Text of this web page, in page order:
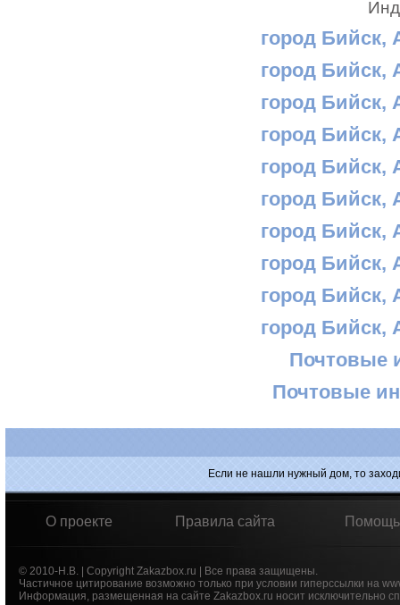
город Бийск,
город Бийск,
город Бийск,
город Бийск,
город Бийск,
город Бийск,
город Бийск,
город Бийск,
город Бийск,
город Бийск,
Почтовые
Почтовые
Если не нашли нужный дом, то
О проекте Правила сайта Помощь
© 2010-Н.В. | Copyright Zakazbox.ru | Все права защищены.
Частичное цитирование возможно только при условии гиперссылки на
Информация, размещенная на сайте Zakazbox.ru носит исключительно